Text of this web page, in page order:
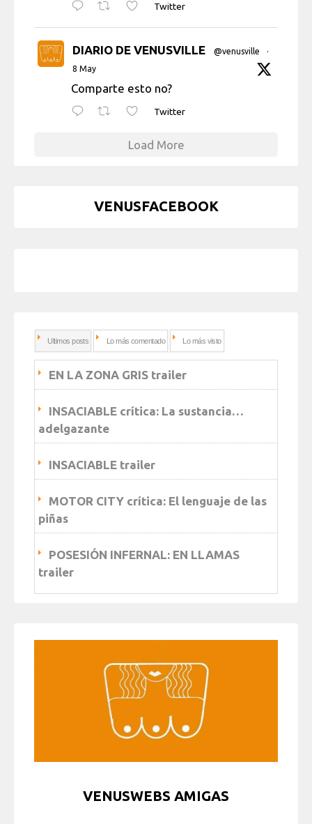
Twitter
DIARIO DE VENUSVILLE @venusville
·
8 May
Comparte esto no?
Twitter
Load More
VENUSFACEBOOK
Ultimos posts Lo más comentado Lo más visto
EN LA ZONA GRIS trailer
INSACIABLE crítica: La sustancia…
adelgazante
INSACIABLE trailer
MOTOR CITY crítica: El lenguaje de las
piñas
POSESIÓN INFERNAL: EN LLAMAS
trailer
VENUSWEBS AMIGAS